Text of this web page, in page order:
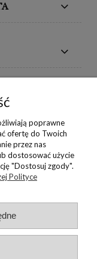
poprawne
ofertę do Twoich
przez nas
dostosować użycie
"Dostosuj zgody".
Polityce